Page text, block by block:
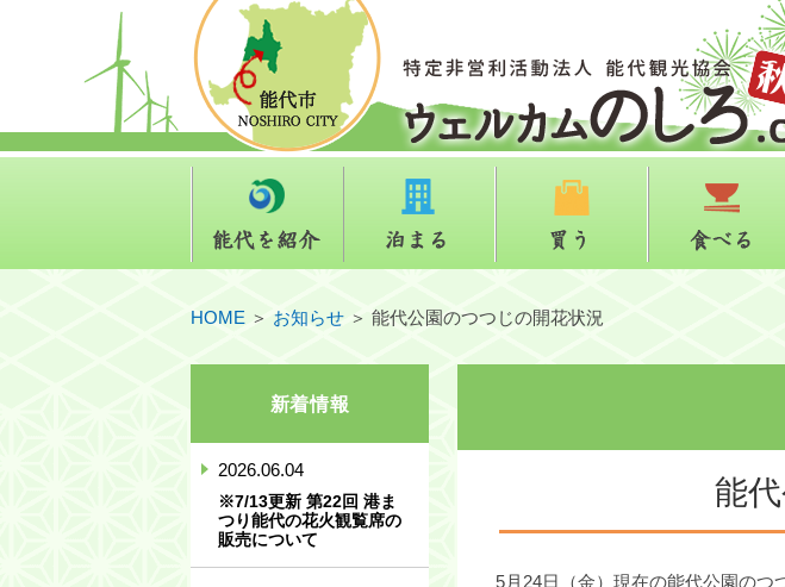
能代を紹介
HOME ＞ お知らせ ＞ 能代公園のつつじの開花状況
新着情報
2026.06.04
※7/13更新 第22回 港ま
つり能代の花火観覧席の
販売について
能
5月24日（金）現在の能代公園のつ